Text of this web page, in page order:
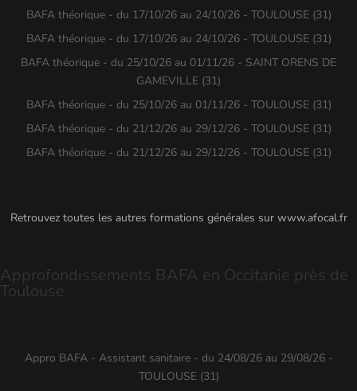
BAFA théorique - du 17/10/26 au 24/10/26 - TOULOUSE (31)
BAFA théorique - du 17/10/26 au 24/10/26 - TOULOUSE (31)
BAFA théorique - du 25/10/26 au 01/11/26 - SAINT ORENS DE
GAMEVILLE (31)
BAFA théorique - du 25/10/26 au 01/11/26 - TOULOUSE (31)
BAFA théorique - du 21/12/26 au 29/12/26 - TOULOUSE (31)
BAFA théorique - du 21/12/26 au 29/12/26 - TOULOUSE (31)
Retrouvez toutes les autres formations générales sur www.afocal.fr
Approfondissements BAFA en Occitanie près de
Toulouse
Appro BAFA - Assistant sanitaire - du 24/08/26 au 29/08/26 -
TOULOUSE (31)